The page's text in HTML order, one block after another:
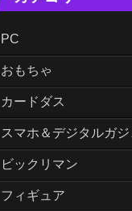
PC
おもちゃ
カードダス
スマホ＆デジタルガジ
ビックリマン
フィギュア